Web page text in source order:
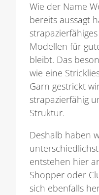
Wie der Name
bereits aussagt
Modellen für
bleibt. Das
wie eine
Garn gestrickt
strapazierfähig
Struktur.
Deshalb haben
entstehen hier
Shopper oder
sich ebenfalls